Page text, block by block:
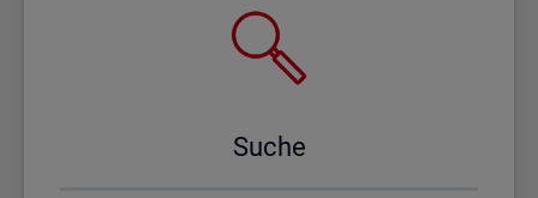
Suche